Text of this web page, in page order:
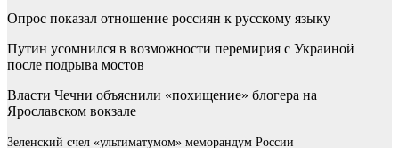
Опрос показал отношение россиян к русскому языку
Путин усомнился в возможности перемирия с Украиной
после подрыва мостов
Власти Чечни объяснили «похищение» блогера на
Ярославском вокзале
Зеленский счел «ультиматумом» меморандум России